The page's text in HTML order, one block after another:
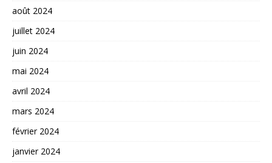
août 2024
juillet 2024
juin 2024
mai 2024
avril 2024
mars 2024
février 2024
janvier 2024